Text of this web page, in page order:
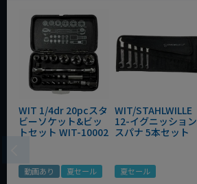
WIT 1/4dr 20pcスタ
ビーソケット&ビッ
トセット WIT-10002
動画あり 夏セール
WIT/STAHLWILLE
12-イグニッション
スパナ 5本セット
夏セール